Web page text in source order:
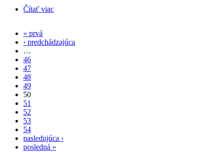
Čítať viac
Stránky
« prvá
‹ predchádzajúca
…
46
47
48
49
50
51
52
53
54
nasledujúca ›
posledná »